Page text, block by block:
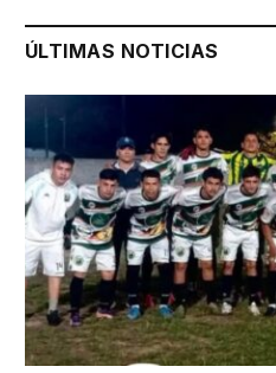
ÚLTIMAS NOTICIAS